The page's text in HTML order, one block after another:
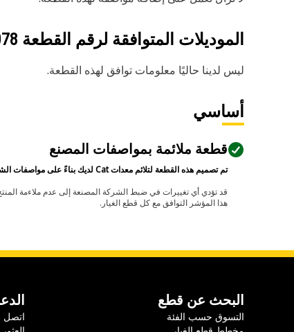
الموديلات المتوافقة لرقم القطعة 7826
ليس لدينا حاليًا معلومات توافق لهذه القطعة.
أساسي
قطعة ملائمة بمواصفات المصنع
تم تصميم هذه القطعة لتلائم معدات Cat لديك بناءً على مواصفات الشركة المصنعة.
هذا المؤشر التوافق مع كل قطع الغيار.
البحث عن قطع
التسوق حسب الفئة
اتصل